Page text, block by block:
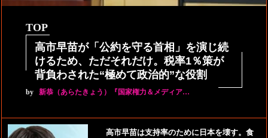
TOP
高市早苗が「公約を守る首相」を演じ続
けるため、ただそれだけ。税率1％策が
背負わされた“極めて政治的”な役割
by 新恭（あらたきょう）『国家権力＆メディア…
高市早苗は支持率のために日本を壊す。食